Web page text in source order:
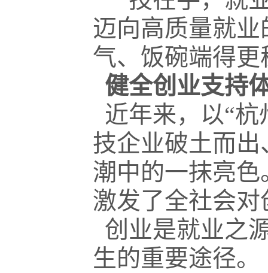
迈向高质量就
气、饭碗端得更
健全创业支持
近年来，以“
技企业破土而
潮中的一抹亮
激发了全社会
创业是就业之
生的重要途径。